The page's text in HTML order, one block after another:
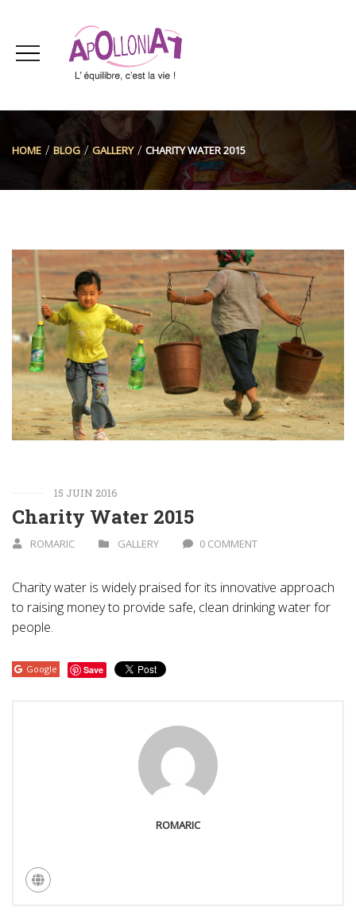
HOME BLOG GALLERY CHARITY WATER 2015
15 JUIN 2016
Charity Water 2015
ROMARIC GALLERY 0 COMMENT
Charity water is widely praised for its innovative approach
to raising money to provide safe, clean drinking water for
people.
Google Save
ROMARIC